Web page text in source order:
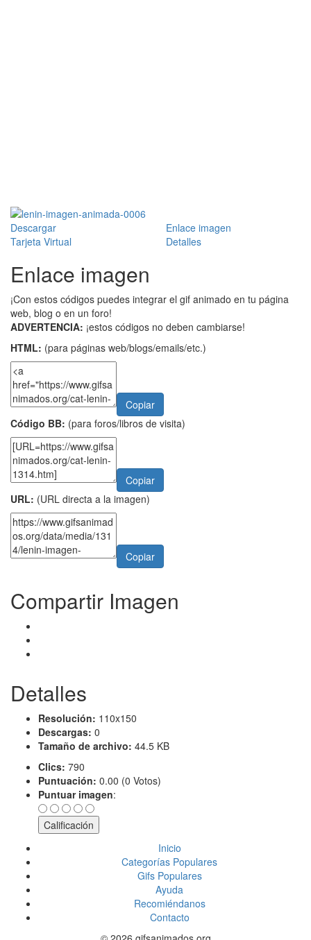
Descargar
Enlace imagen
Tarjeta Virtual
Detalles
Enlace imagen
¡Con estos códigos puedes integrar el gif animado en tu página
web, blog o en un foro!
ADVERTENCIA: ¡estos códigos no deben cambiarse!
HTML: (para páginas web/blogs/emails/etc.)
Copiar
Código BB: (para foros/libros de visita)
Copiar
URL: (URL directa a la imagen)
Copiar
Compartir Imagen
Detalles
Resolución: 110x150
Descargas: 0
Tamaño de archivo: 44.5 KB
Clics: 790
Puntuación: 0.00 (0 Votos)
Puntuar imagen:
Inicio
Categorías Populares
Gifs Populares
Ayuda
Recomiéndanos
Contacto